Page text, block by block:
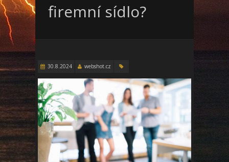
firemní sídlo?
30.8.2024 webshot.cz